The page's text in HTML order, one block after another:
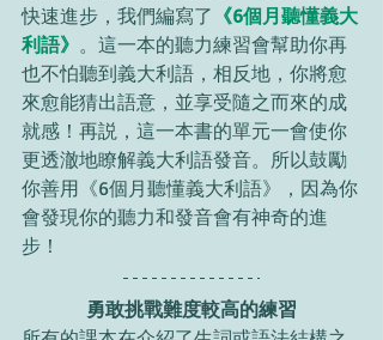
快速進步，我們編寫了 《6個月聽懂義大
利語》 。這一本的聽力練習會幫助你再
也不怕聽到義大利語，相反地，你將愈
來愈能猜出語意，並享受隨之而來的成
就感！再説，這一本書的單元一會使你
更透澈地瞭解義大利語發音。所以鼓勵
你善用《6個月聽懂義大利語》，因為你
會發現你的聽力和發音會有神奇的進
步！
勇敢挑戰難度較高的練習